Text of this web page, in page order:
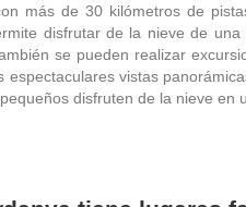
más de 30 kilómetros de
disfrutar de la nieve de
se pueden realizar
espectaculares vistas
disfruten de la nieve en